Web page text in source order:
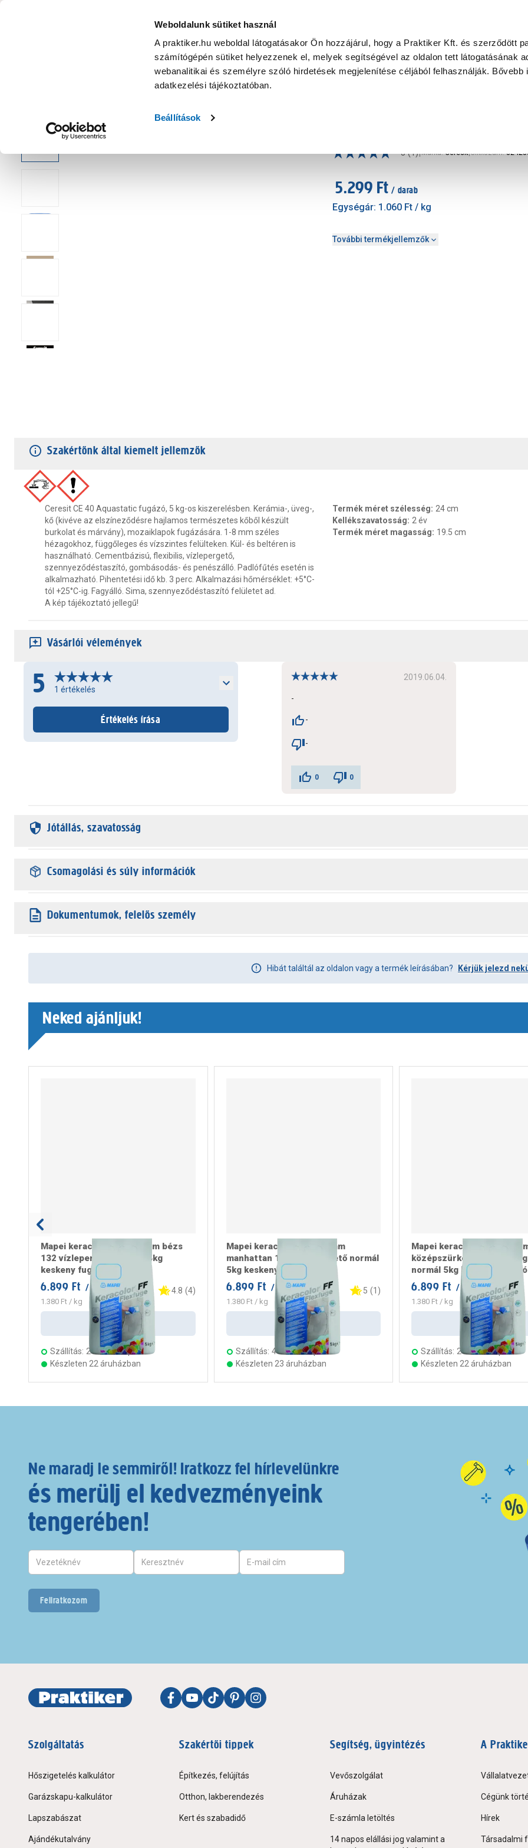
Weboldalunk sütiket használ
A praktiker.hu weboldal látogatásakor Ön hozzájárul, hogy a Praktiker Kft. és szerződött
számítógépén sütiket helyezzenek el, melyek segítségével az oldalon tett látogatásának
webanalitikai és személyre szóló hirdetések megjelenítése céljából felhasználják. Bővebb
adatkezelési tájékoztatóban.
Beállítások
KATEGÓRIÁK
Nyereményjáték Praktiker Professional Szakiajánló Ügyintézés és Információ
5 (1)|Márka: Ceresit|Cikkszám:
5.299 Ft / darab
Egységár: 1.060 Ft / kg
További termékjellemzők
Szakértőnk által kiemelt jellemzők
Ceresit CE 40 Aquastatic fugázó, 5 kg-os kiszerelésben. Kerámia-, üveg-,
kő (kivéve az elszíneződésre hajlamos természetes kőből készült
burkolat és márvány), mozaiklapok fugázására. 1-8 mm széles
hézagokhoz, függőleges és vízszintes felülteken. Kül- és beltéren is
használható. Cementbázisú, flexibilis, vízlepergető,
szennyeződéstaszító, gombásodás- és penészálló. Padlófűtés esetén is
alkalmazható. Pihentetési idő kb. 3 perc. Alkalmazási hőmérséklet: +5°C-
tól +25°C-ig. Fagyálló. Sima, szennyeződéstaszító felületet ad.
A kép tájékoztató jellegű!
Termék méret szélesség: 24 cm
Kellékszavatosság: 2 év
Termék méret magasság: 19.5 cm
Vásárlói vélemények
5 1 értékelés
Értékelés írása
2019.06.04.
-
-
-
0 0
Jótállás, szavatosság
Csomagolási és súly információk
Dokumentumok, felelős személy
Hibát találtál az oldalon vagy a termék leírásában? Kérjük jelezd
Neked ajánljuk!
Mapei keracolor flex 0-6mm bézs
132 vízlepergető normál 5kg
keskeny fugázó
6.899 Ft / csomag
1.380 Ft / kg
4.8 (4)
Kosárba
Szállítás: 2 munkanap
Készleten 22 áruházban
Mapei keracolor flex 0-6mm
manhattan 110 vízlepergető normál
5kg keskeny fugázó
6.899 Ft / csomag
1.380 Ft/ kg
5 (1 )
Kosárba
Szállítás: 4 munkanap
Készleten 23 áruházban
Mapei keracolor flex 0-
középszürke 112
normál 5kg keskeny fugázó
6.899 Ft / csomag
1.380 Ft / kg
Kosárba
Szállítás: 2 munkanap
Készleten 22 áruházban
Ne maradj le semmiről! Iratkozz fel hírlevelünkre
és merülj el kedvezményeink
tengerében!
Feliratkozom
Szolgáltatás
Hőszigetelés kalkulátor
Garázskapu-kalkulátor
Lapszabászat
Ajándékutalvány
Szakértői tippek
Építkezés, felújítás
Otthon, lakberendezés
Kert és szabadidő
Segítség, ügyintézés
Vevőszolgálat
Áruházak
E-számla letöltés
14 napos elállási jog valamint a
A
Cégünk
Hírek
Társadalmi